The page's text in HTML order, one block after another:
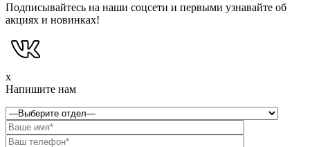
Подписывайтесь на наши соцсети и первыми узнавайте об
акциях и новинках!
x
Напишите нам